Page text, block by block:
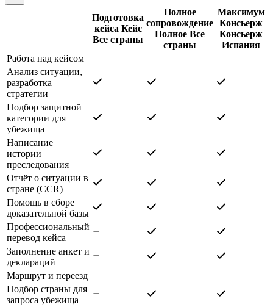
Подготовка
кейса Кейс
Все страны
Полное
сопровождение
Полное Все
страны
Максимум
Консьерж
Консьерж
Испания
Работа над кейсом
Анализ ситуации,
разработка
стратегии
Подбор защитной
категории для
убежища
Написание
истории
преследования
Отчёт о ситуации в
стране (CCR)
Помощь в сборе
доказательной базы
Профессиональный
перевод кейса
Заполнение анкет и
деклараций
Маршрут и переезд
Подбор страны для
запроса убежища